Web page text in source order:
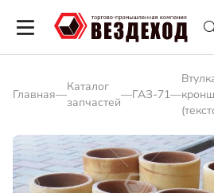
Главная—
Каталог
запчастей
—ГАЗ-71—